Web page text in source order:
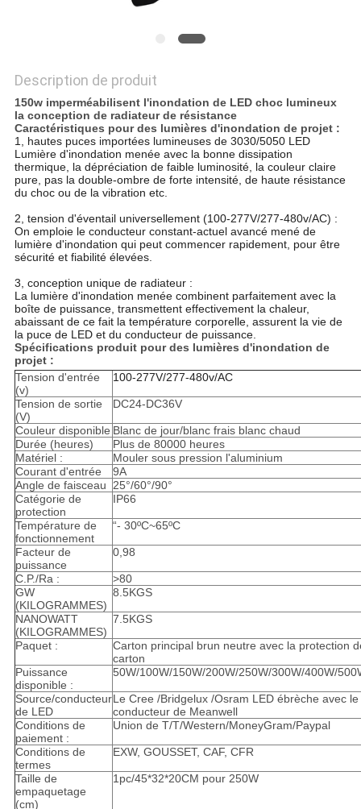
Description de produit
150w imperméabilisent l'inondation de LED choc lumineux
la conception de radiateur de résistance
Caractéristiques pour des lumières d'inondation de projet :
1, hautes puces importées lumineuses de 3030/5050 LED
Lumière d'inondation menée avec la bonne dissipation
thermique, la dépréciation de faible luminosité, la couleur claire
pure, pas la double-ombre de forte intensité, de haute résistance
du choc ou de la vibration etc.
2, tension d'éventail universellement (100-277V/277-480v/AC) :
On emploie le conducteur constant-actuel avancé mené de
lumière d'inondation qui peut commencer rapidement, pour être
sécurité et fiabilité élevées.
3, conception unique de radiateur :
La lumière d'inondation menée combinent parfaitement avec la
boîte de puissance, transmettent effectivement la chaleur,
abaissant de ce fait la température corporelle, assurent la vie de
la puce de LED et du conducteur de puissance.
Spécifications produit pour des lumières d'inondation de
projet :
Tension d'entrée
(v)
100-277V/277-480v/AC
Tension de sortie
(V)
DC24-DC36V
Couleur disponible Blanc de jour/blanc frais blanc chaud
Durée (heures)
Plus de 80000 heures
Matériel :
Mouler sous pression l'aluminium
Courant d'entrée
9A
Angle de faisceau 25°/60°/90°
Catégorie de
protection
IP66
Température de
fonctionnement
“- 30ºC~65ºC
Facteur de
puissance
0,98
C.P./Ra :
>80
GW
(KILOGRAMMES)
8.5KGS
NANOWATT
(KILOGRAMMES)
7.5KGS
Paquet :
Carton principal brun neutre avec la protection
carton
Puissance
disponible :
50W/100W/150W/200W/250W/300W/400W/
Source/conducteur
de LED
Le Cree /Bridgelux /Osram LED ébrèche avec le
conducteur de Meanwell
Conditions de
paiement :
Union de T/T/Western/MoneyGram/Paypal
Conditions de
termes
EXW, GOUSSET, CAF, CFR
Taille de
empaquetage
(cm)
1pc/45*32*20CM pour 250W